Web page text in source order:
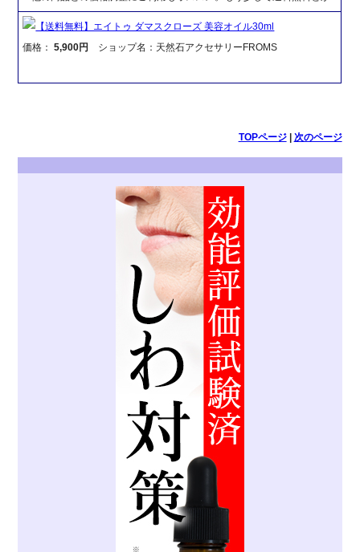
【送料無料】エイトゥ ダマスクローズ 美容オイル30ml
価格：5,900円 ショップ名：天然石アクセサリーFROMS
TOPページ| 次のページ